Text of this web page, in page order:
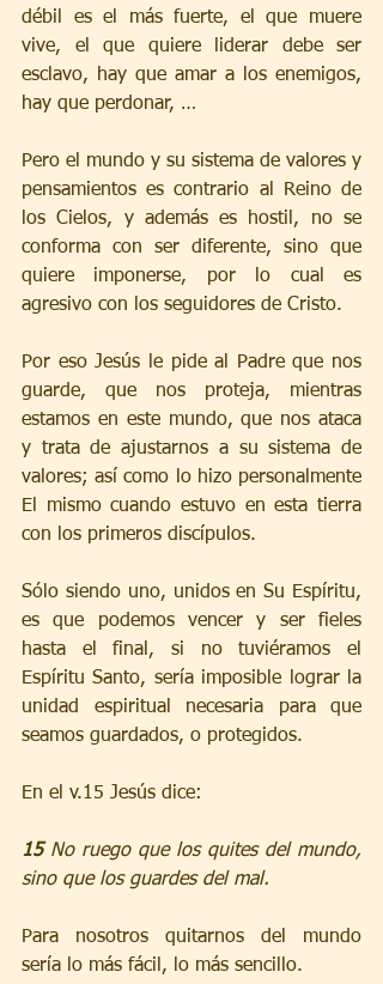
débil es el más fuerte, el que muere
vive, el que quiere liderar debe ser
esclavo, hay que amar a los enemigos,
hay que perdonar, …
Pero el mundo y su sistema de valores y
pensamientos es contrario al Reino de
los Cielos, y además es hostil, no se
conforma con ser diferente, sino que
quiere imponerse, por lo cual es
agresivo con los seguidores de Cristo.
Por eso Jesús le pide al Padre que nos
guarde, que nos proteja, mientras
estamos en este mundo, que nos ataca
y trata de ajustarnos a su sistema de
valores; así como lo hizo personalmente
El mismo cuando estuvo en esta tierra
con los primeros discípulos.
Sólo siendo uno, unidos en Su Espíritu,
es que podemos vencer y ser fieles
hasta el final, si no tuviéramos el
Espíritu Santo, sería imposible lograr la
unidad espiritual necesaria para que
seamos guardados, o protegidos.
En el v.15 Jesús dice:
15 No ruego que los quites del mundo,
sino que los guardes del mal.
Para nosotros quitarnos del mundo
sería lo más fácil, lo más sencillo.